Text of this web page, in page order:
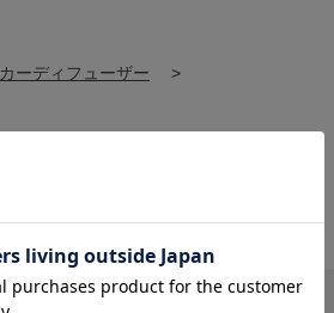
カーディフューザー
>